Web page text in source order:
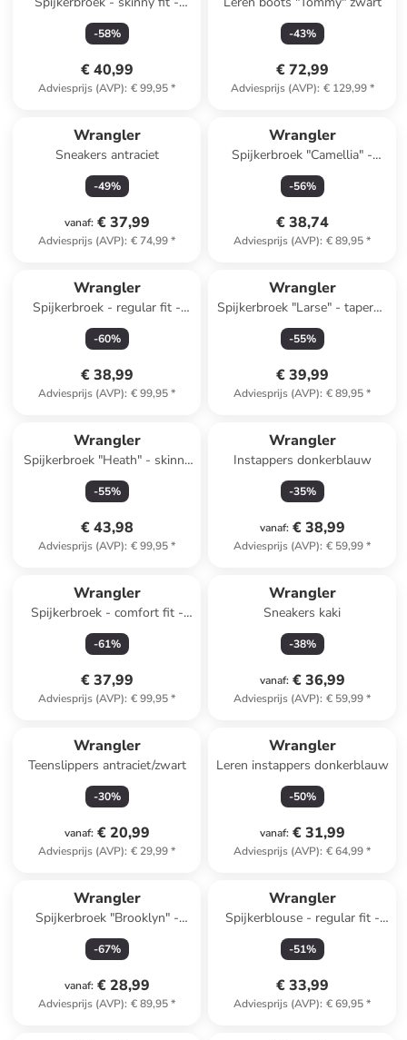
blauw
-58%
€ 40,99
Adviesprijs (AVP): € 99,95*
-43%
€ 72,99
Adviesprijs (AVP): € 129,99*
Wrangler
Sneakers antraciet
-49%
vanaf: € 37,99
Adviesprijs (AVP): € 74,99*
Wrangler
Spijkerbroek "Camellia" -
skinny fit - blauw
-56%
€ 38,74
Adviesprijs (AVP): € 89,95*
Wrangler
Spijkerbroek - regular fit -
zwart
-60%
€ 38,99
Adviesprijs (AVP): € 99,95*
Wrangler
Spijkerbroek "Larse" - tapered
fit - donkerblauw
-55%
€ 39,99
Adviesprijs (AVP): € 89,95*
Wrangler
Spijkerbroek "Heath" - skinny
fit - blauw
-55%
€ 43,98
Adviesprijs (AVP): € 99,95*
Wrangler
Instappers donkerblauw
-35%
vanaf: € 38,99
Adviesprijs (AVP): € 59,99*
Wrangler
Spijkerbroek - comfort fit -
donkerblauw
-61%
€ 37,99
Adviesprijs (AVP): € 99,95*
Wrangler
Sneakers kaki
-38%
vanaf: € 36,99
Adviesprijs (AVP): € 59,99*
Wrangler
Teenslippers antraciet/zwart
-30%
vanaf: € 20,99
Adviesprijs (AVP): € 29,99*
Wrangler
Leren instappers donkerblauw
-50%
vanaf: € 31,99
Adviesprijs (AVP): € 64,99*
Wrangler
Spijkerbroek "Brooklyn" -
bootcut fit - lichtblauw
-67%
vanaf: € 28,99
Adviesprijs (AVP): € 89,95*
Wrangler
Spijkerblouse - regular fit -
donkerblauw
-51%
€ 33,99
Adviesprijs (AVP): € 69,95*